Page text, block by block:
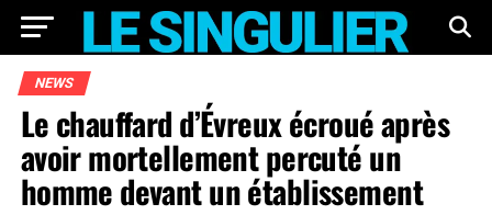
NEWS
Le chauffard d’Évreux écroué après
avoir mortellement percuté un
homme devant un établissement